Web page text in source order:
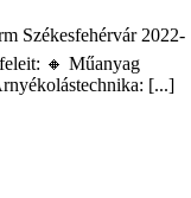
Székesfehérvár 2022-
🔸 Műanyag
[...]